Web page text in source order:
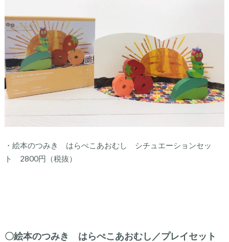
・絵本のつみき はらぺこあおむし シチュエーションセッ
ト 2800円（税抜）
〇絵本のつみき はらぺこあおむし／プレイセット